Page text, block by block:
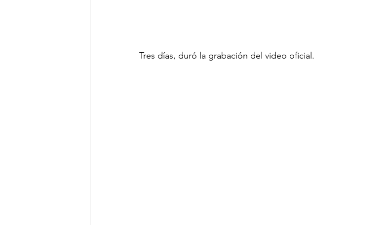
Tres días, duró la grabación del video oficial.